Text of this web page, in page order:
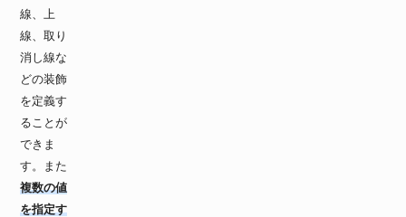
線、上
線、取り
消し線な
どの装飾
を定義す
ることが
できま
す。また
複数の値
を指定す